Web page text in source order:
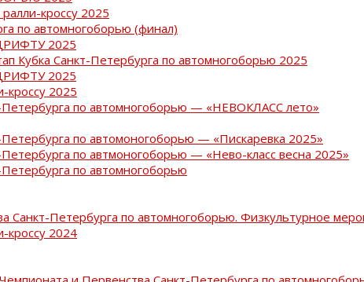
кроссу 2025
по автомногоборью (финал)
2025
Кубка Санкт-Петербурга по автомногоборью 2025
2025
кроссу 2025
Петербурга по автомногоборью — «НЕВОКЛАСС лето»
по автомоногоборью — «Пискаревка 2025»
по автмоногоборью — «Нево-класс весна 2025»
по автомногоборью
Санкт-Петербурга по автомногоборью. Физкультурное
кроссу 2024